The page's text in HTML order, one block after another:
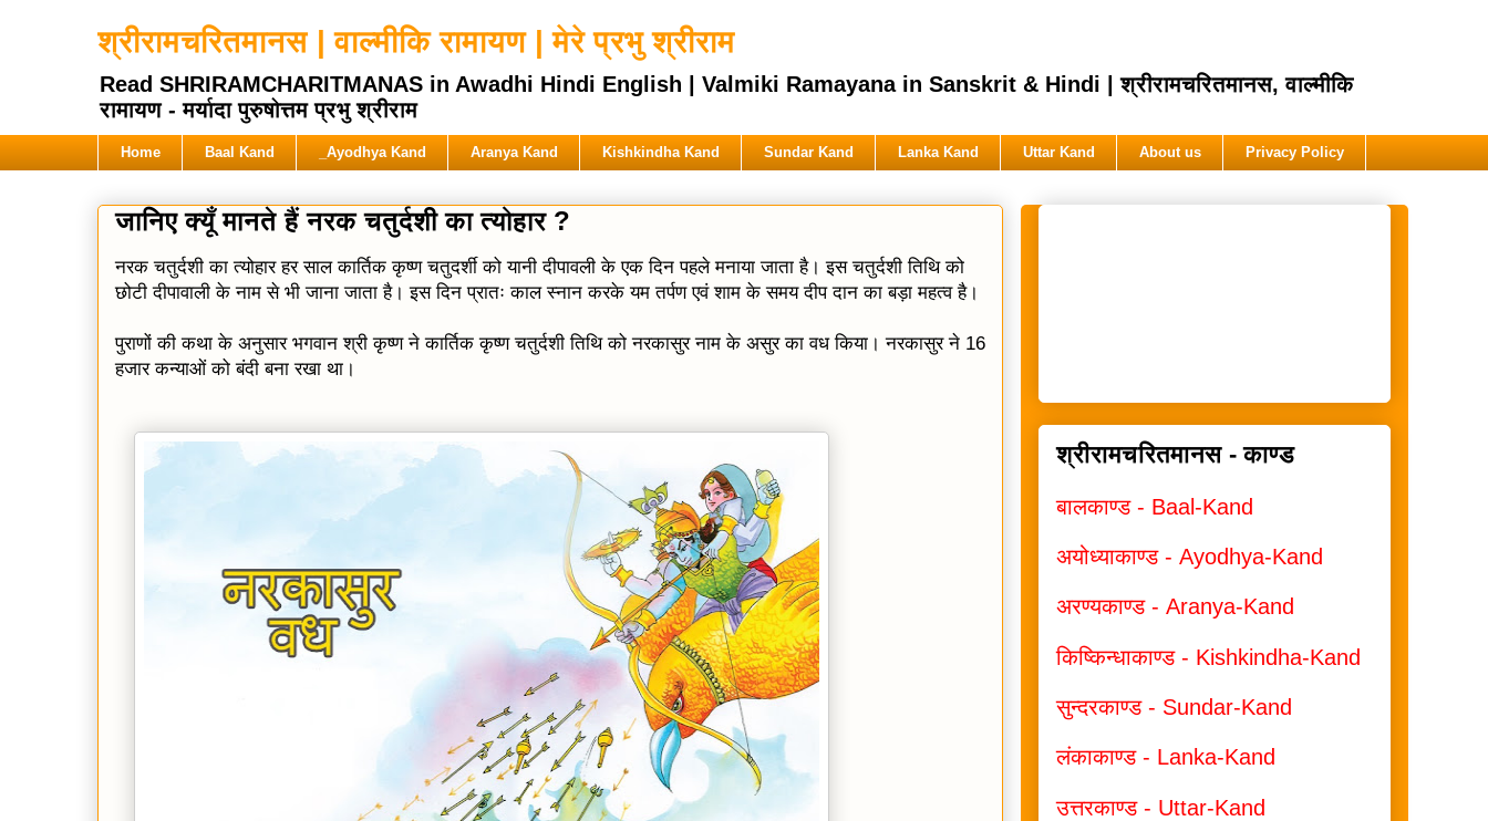
श्रीरामचरितमानस | वाल्मीकि रामायण | मेरे प्रभु श्रीराम
Read SHRIRAMCHARITMANAS in Awadhi Hindi English | Valmiki Ramayana in Sanskrit & Hindi | श्रीरामचरितमानस, वाल्मीकि
रामायण - मर्यादा पुरुषोत्तम प्रभु श्रीराम
Home Baal Kand _Ayodhya Kand Aranya Kand Kishkindha Kand Sundar Kand Lanka Kand Uttar Kand About us Privacy Policy
जानिए क्यूँ मानते हैं नरक चतुर्दशी का त्योहार ?
नरक चतुर्दशी का त्योहार हर साल कार्तिक कृष्ण चतुदर्शी को यानी दीपावली के एक दिन पहले मनाया जाता है। इस चतुर्दशी तिथि को
छोटी दीपावाली के नाम से भी जाना जाता है। इस दिन प्रातः काल स्नान करके यम तर्पण एवं शाम के समय दीप दान का बड़ा महत्व है।
पुराणों की कथा के अनुसार भगवान श्री कृष्ण ने कार्तिक कृष्ण चतुर्दशी तिथि को नरकासुर नाम के असुर का वध किया। नरकासुर ने 16
हजार कन्याओं को बंदी बना रखा था।
श्रीरामचरितमानस - काण्ड
बालकाण्ड - Baal-Kand
अयोध्याकाण्ड - Ayodhya-Kand
अरण्यकाण्ड - Aranya-Kand
किष्किन्धाकाण्ड - Kishkindha-Kand
सुन्दरकाण्ड - Sundar-Kand
लंकाकाण्ड - Lanka-Kand
उत्तरकाण्ड - Uttar-Kand